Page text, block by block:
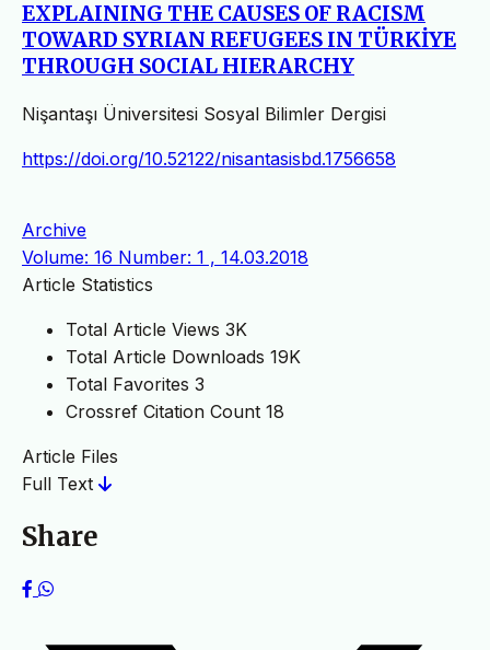
EXPLAINING THE CAUSES OF RACISM
TOWARD SYRIAN REFUGEES IN TÜRKİYE
THROUGH SOCIAL HIERARCHY
Nişantaşı Üniversitesi Sosyal Bilimler Dergisi
https://doi.org/10.52122/nisantasisbd.1756658
Archive
Volume: 16 Number: 1 , 14.03.2018
Article Statistics
Total Article Views 3K
Total Article Downloads 19K
Total Favorites 3
Crossref Citation Count 18
Article Files
Full Text
Share